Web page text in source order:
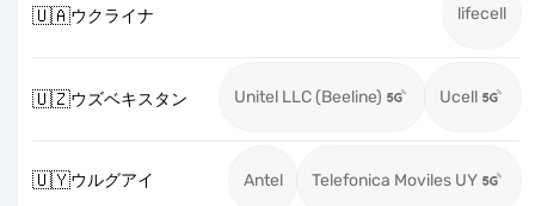
🇺🇦ウクライナ lifecell
🇺🇿ウズベキスタン Unitel LLC (Beeline) Ucell
🇺🇾ウルグアイ Antel Telefonica Moviles UY